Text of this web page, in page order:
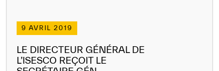
9 AVRIL 2019
LE DIRECTEUR GÉNÉRAL DE
L’ISESCO REÇOIT LE